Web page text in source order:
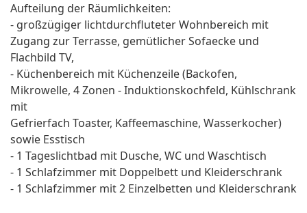
Aufteilung der Räumlichkeiten:
- großzügiger lichtdurchfluteter Wohnbereich mit
Zugang zur Terrasse, gemütlicher Sofaecke und
Flachbild TV,
- Küchenbereich mit Küchenzeile (Backofen,
Mikrowelle, 4 Zonen - Induktionskochfeld, Kühlschrank
mit
Gefrierfach Toaster, Kaffeemaschine, Wasserkocher)
sowie Esstisch
- 1 Tageslichtbad mit Dusche, WC und Waschtisch
- 1 Schlafzimmer mit Doppelbett und Kleiderschrank
- 1 Schlafzimmer mit 2 Einzelbetten und Kleiderschrank